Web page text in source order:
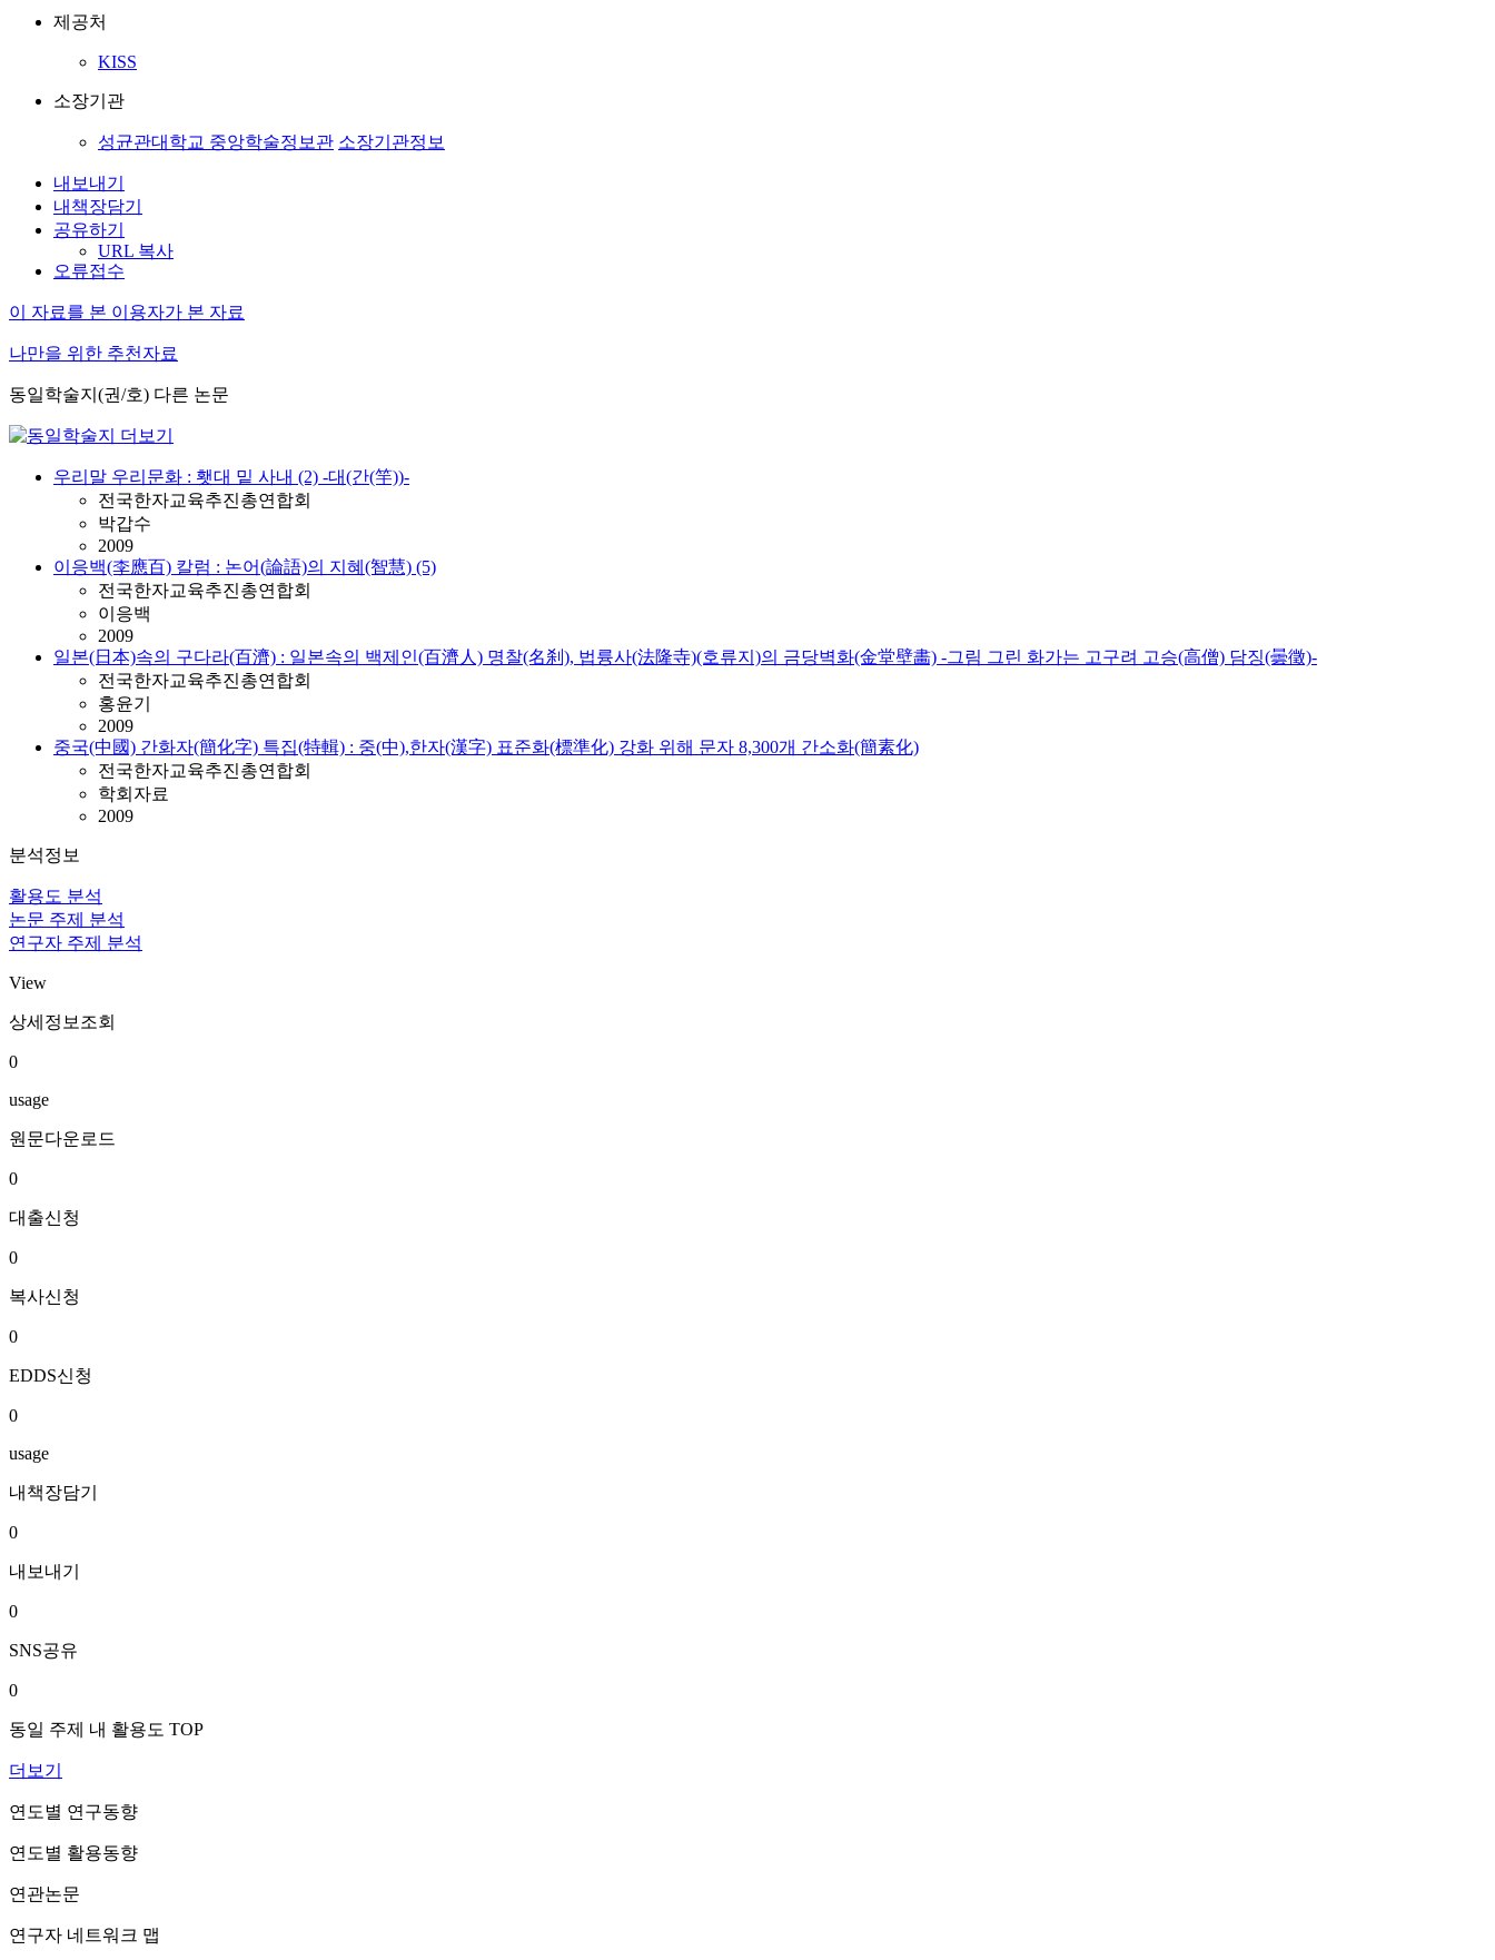
제공처
KISS
소장기관
성균관대학교 중앙학술정보관 소장기관정보
내보내기
내책장담기
공유하기
URL 복사
오류접수
이 자료를 본 이용자가 본 자료
나만을 위한 추천자료
동일학술지(권/호) 다른 논문
우리말 우리문화 : 횃대 밑 사내 (2) -대(간(竿))-
전국한자교육추진총연합회
박갑수
2009
이응백(李應百) 칼럼 : 논어(論語)의 지혜(智慧) (5)
전국한자교육추진총연합회
이응백
2009
일본(日本)속의 구다라(百濟) : 일본속의 백제인(百濟人) 명찰(名刹), 법륭사(法隆寺)(호류지)의 금당벽화(金堂壁畵) -그림 그린 화가는 고구려 고승(高僧) 담징(曇徵)-
전국한자교육추진총연합회
홍윤기
2009
중국(中國) 간화자(簡化字) 특집(特輯) : 중(中),한자(漢字) 표준화(標準化) 강화 위해 문자 8,300개 간소화(簡素化)
전국한자교육추진총연합회
학회자료
2009
분석정보
활용도 분석
논문 주제 분석
연구자 주제 분석
View
상세정보조회
0
usage
원문다운로드
0
대출신청
0
복사신청
0
EDDS신청
0
usage
내책장담기
0
내보내기
0
SNS공유
0
동일 주제 내 활용도 TOP
더보기
연도별 연구동향
연도별 활용동향
연관논문
연구자 네트워크 맵